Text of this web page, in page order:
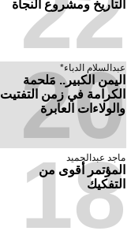
التاريخ ومشروع النجاة
عبدالسلام الدباء*
​اليمن الكبير.. مَلحمة
الكرامة في زمن التفتيت
والولاءات العابرة
20
ماجد عبدالحميد
المؤتمر أقوى من
التفكيك
18